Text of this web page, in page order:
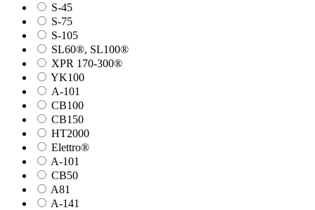
S-45
S-75
S-105
SL60®, SL100®
XPR 170-300®
YK100
А-101
СВ100
СВ150
HT2000
Elettro®
A-101
СВ50
A81
A-141